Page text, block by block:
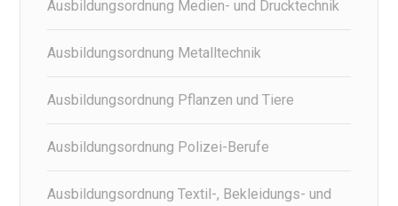
Ausbildungsordnung Medien- und Drucktechnik
Ausbildungsordnung Metalltechnik
Ausbildungsordnung Pflanzen und Tiere
Ausbildungsordnung Polizei-Berufe
Ausbildungsordnung Textil-, Bekleidungs- und